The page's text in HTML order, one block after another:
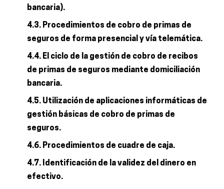
bancaria).
4.3. Procedimientos de cobro de primas de
seguros de forma presencial y vía telemática.
4.4. El ciclo de la gestión de cobro de recibos
de primas de seguros mediante domiciliación
bancaria.
4.5. Utilización de aplicaciones informáticas de
gestión básicas de cobro de primas de
seguros.
4.6. Procedimientos de cuadre de caja.
4.7. Identificación de la validez del dinero en
efectivo.